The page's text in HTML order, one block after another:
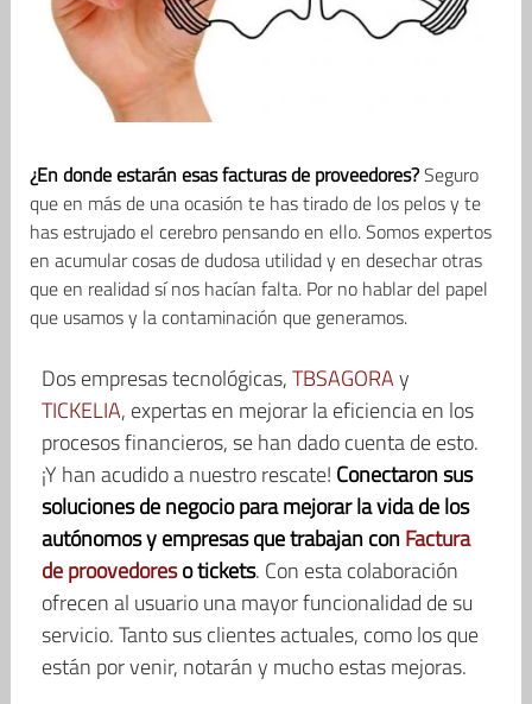
¿En donde estarán esas facturas de proveedores?Seguro
que en más de una ocasión te has tirado de los pelos y te
has estrujado el cerebro pensando en ello. Somos expertos
en acumular cosas de dudosa utilidad y en desechar otras
que en realidad sí nos hacían falta. Por no hablar del papel
que usamos y la contaminación que generamos.
Dos empresas tecnológicas,TBSAGORAy
TICKELIA, expertas en mejorar la eficiencia en los
procesos financieros, se han dado cuenta de esto.
¡Y han acudido a nuestro rescate! Conectaron sus
soluciones de negocio para mejorar la vida de los
autónomos y empresas que trabajan conFactura
de proovedoreso tickets. Con esta colaboración
ofrecen al usuario una mayor funcionalidad de su
servicio. Tanto sus clientes actuales, como los que
están por venir, notarán y mucho estas mejoras.